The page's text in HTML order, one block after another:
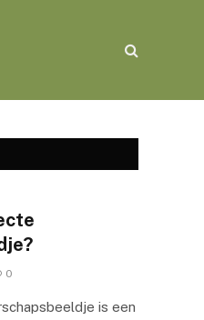
0
is een